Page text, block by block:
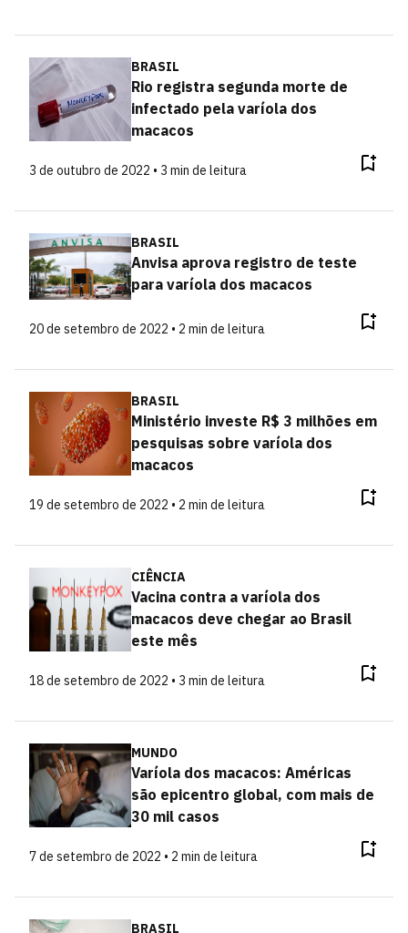
BRASIL
Rio registra segunda morte de
infectado pela varíola dos
macacos
3 de outubro de 2022 • 3 min de leitura
BRASIL
Anvisa aprova registro de teste
para varíola dos macacos
20 de setembro de 2022 • 2 min de leitura
BRASIL
Ministério investe R$ 3 milhões em
pesquisas sobre varíola dos
macacos
19 de setembro de 2022 • 2 min de leitura
CIÊNCIA
Vacina contra a varíola dos
macacos deve chegar ao Brasil
este mês
18 de setembro de 2022 • 3 min de leitura
MUNDO
Varíola dos macacos: Américas
são epicentro global, com mais de
30 mil casos
7 de setembro de 2022 • 2 min de leitura
BRASIL